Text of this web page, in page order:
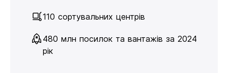
110 сортувальних центрів
480 млн посилок та вантажів за 2024
рік